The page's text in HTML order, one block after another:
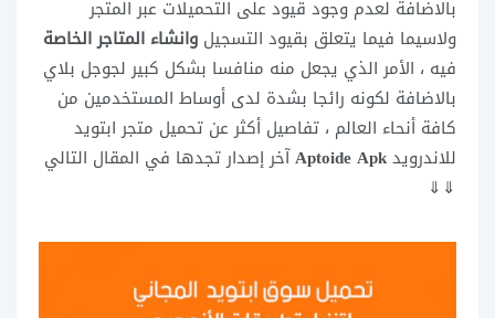
بالاضافة لعدم وجود قيود على التحميلات عبر المتجر
ولاسيما فيما يتعلق بقيود التسجيل وانشاء المتاجر الخاصة
فيه ، الأمر الذي يجعل منه منافسا بشكل كبير لجوجل بلاي
بالاضافة لكونه رائجا بشدة لدى أوساط المستخدمين من
كافة أنحاء العالم ، تفاصيل أكثر عن تحميل متجر ابتويد
للاندرويدAptoide Apkآخر إصدار تجدها في المقال التالي
⇓⇓